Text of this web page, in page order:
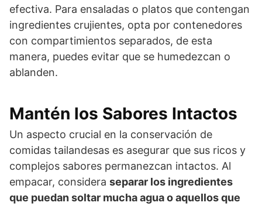
efectiva. Para ensaladas o platos que contengan
ingredientes crujientes, opta por contenedores
con compartimientos separados, de esta
manera, puedes evitar que se humedezcan o
ablanden.
Mantén los Sabores Intactos
Un aspecto crucial en la conservación de
comidas tailandesas es asegurar que sus ricos y
complejos sabores permanezcan intactos. Al
empacar, considera separar los ingredientes
que puedan soltar mucha agua o aquellos que